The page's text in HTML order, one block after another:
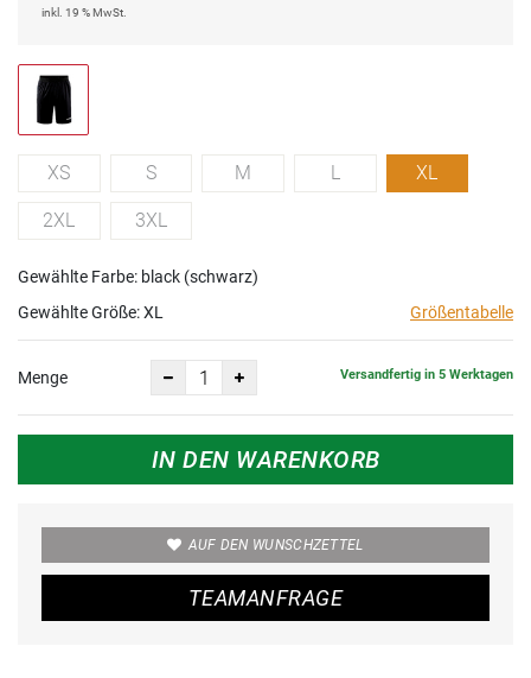
inkl. 19 % MwSt.
XS S M L XL
2XL 3XL
Gewählte Farbe: black (schwarz)
Gewählte Größe:XL Größentabelle
Menge Versandfertig in 5 Werktagen
IN DEN WARENKORB
AUF DEN WUNSCHZETTEL
TEAMANFRAGE